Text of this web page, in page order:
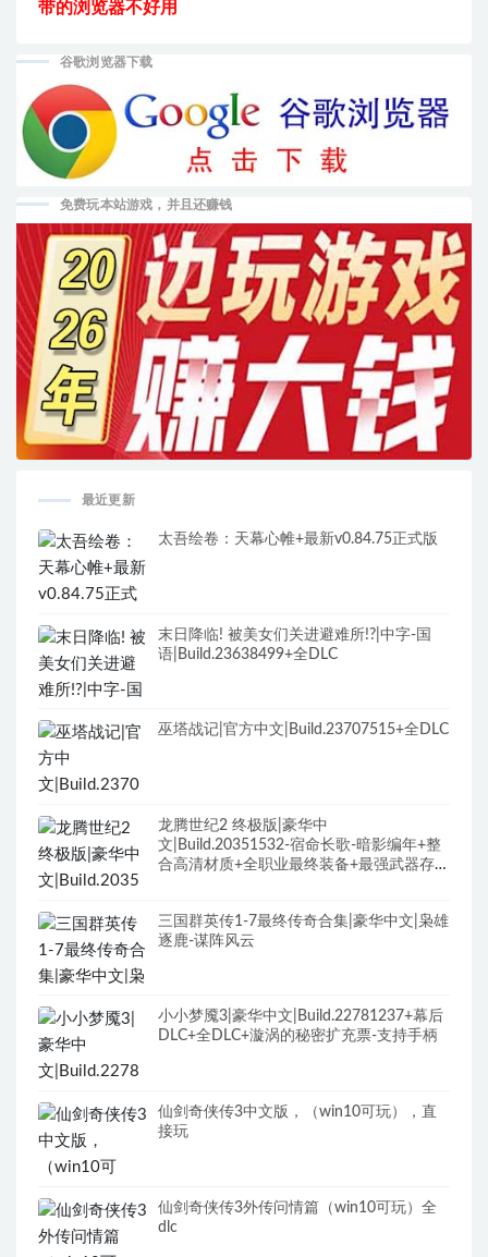
带的浏览器不好用
谷歌浏览器下载
免费玩本站游戏，并且还赚钱
最近更新
太吾绘卷：天幕心帷+最新v0.84.75正式版
末日降临! 被美女们关进避难所!?|中字-国
语|Build.23638499+全DLC
巫塔战记|官方中文|Build.23707515+全DLC
龙腾世纪2 终极版|豪华中
文|Build.20351532-宿命长歌-暗影编年+整
合高清材质+全职业最终装备+最强武器存档
三国群英传1-7最终传奇合集|豪华中文|枭雄
逐鹿-谋阵风云
小小梦魇3|豪华中文|Build.22781237+幕后
DLC+全DLC+漩涡的秘密扩充票-支持手柄
仙剑奇侠传3中文版，（win10可玩），直
接玩
仙剑奇侠传3外传问情篇（win10可玩）全
dlc